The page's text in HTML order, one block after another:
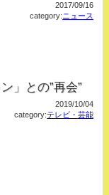
2017/09/16
category: ニュース
」との”再会”
2019/10/04
category:テレビ・芸能